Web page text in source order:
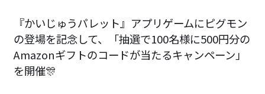
『かいじゅうパレット』アプリゲームにピグモン
の登場を記念して、「抽選で100名様に500円分の
Amazonギフトのコードが当たるキャンペーン」
を開催🎊